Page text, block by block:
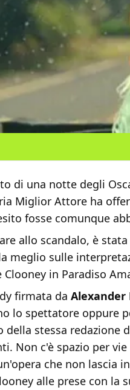
di una notte degli
Miglior Attore ha
fosse comunque
allo scandalo, è
meglio sulle
Clooney in Paradiso
firmata da Alexander
lo spettatore oppure
della stessa redazione
Non c'è spazio per
che non lascia
alle prese con la